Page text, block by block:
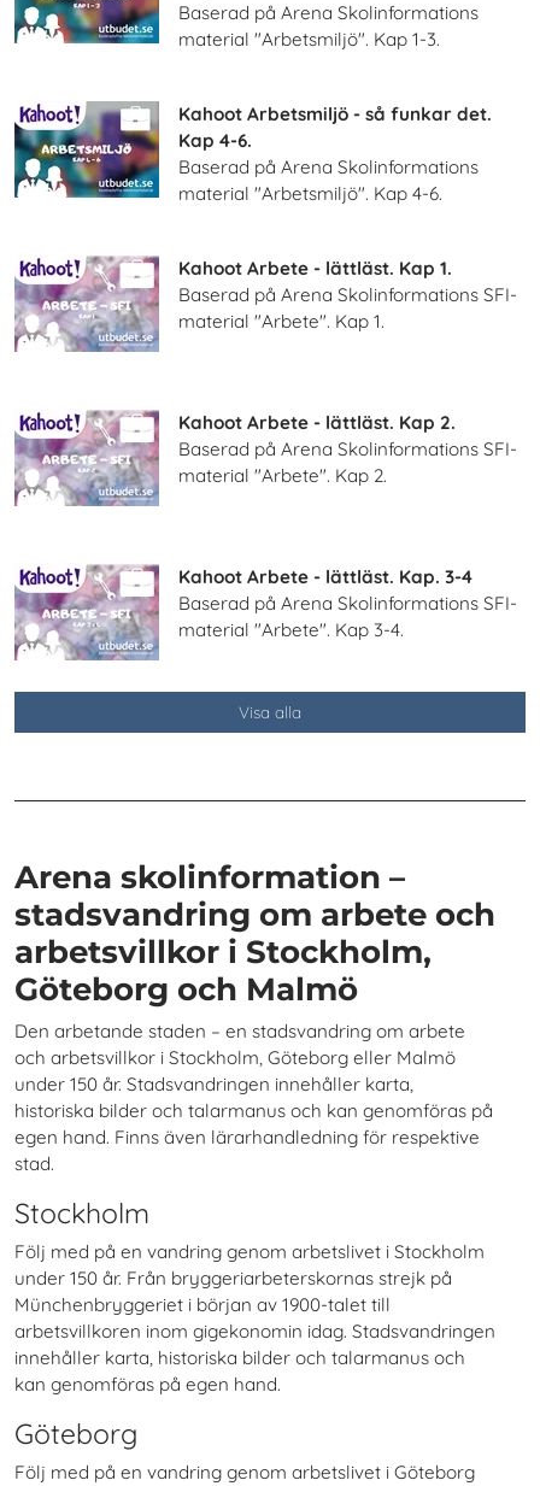
Baserad på Arena Skolinformations
material "Arbetsmiljö". Kap 1-3.
Kahoot Arbetsmiljö - så funkar det.
Kap 4-6.
Baserad på Arena Skolinformations
material "Arbetsmiljö". Kap 4-6.
Kahoot Arbete - lättläst. Kap 1.
Baserad på Arena Skolinformations SFI-
material "Arbete". Kap 1.
Kahoot Arbete - lättläst. Kap 2.
Baserad på Arena Skolinformations SFI-
material "Arbete". Kap 2.
Kahoot Arbete - lättläst. Kap. 3-4
Baserad på Arena Skolinformations SFI-
material "Arbete". Kap 3-4.
Visa alla
Arena skolinformation –
stadsvandring om arbete och
arbetsvillkor i Stockholm,
Göteborg och Malmö
Den arbetande staden – en stadsvandring om arbete
och arbetsvillkor i Stockholm, Göteborg eller Malmö
under 150 år. Stadsvandringen innehåller karta,
historiska bilder och talarmanus och kan genomföras på
egen hand. Finns även lärarhandledning för respektive
stad.
Stockholm
Följ med på en vandring genom arbetslivet i Stockholm
under 150 år. Från bryggeriarbeterskornas strejk på
Münchenbryggeriet i början av 1900-talet till
arbetsvillkoren inom gigekonomin idag. Stadsvandringen
innehåller karta, historiska bilder och talarmanus och
kan genomföras på egen hand.
Göteborg
Följ med på en vandring genom arbetslivet i Göteborg